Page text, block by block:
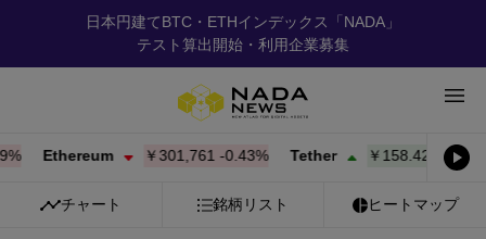
日本円建てBTC・ETHインデックス「NADA」
テスト算出開始・利用企業募集
Ethereum ￥301,761 -0.43% Tether ￥158.42+0.02%
チャート 銘柄リスト ヒートマップ